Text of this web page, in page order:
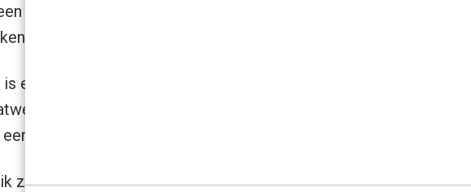
over ons pagina staat hierin vermeld en je krijgt spontaan zin
Complimenten aan Nick Heurter en zijn team.”
een duidelijke pagina met niet te veel poespas. Of zoals Nick
Online het omschrijft: ‘Hij is niet onwijs interactief of
verhaal waarin onze cultuur centraal staat’.
zelf door deze pagina scroll, krijg ik inderdaad direct een beeld